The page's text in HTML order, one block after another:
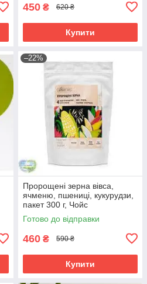
450 ₴ 620 ₴
Купити
–22%
Пророщені зерна вівса,
ячменю, пшениці, кукурудзи,
пакет 300 г, Чойс
Готово до відправки
460 ₴ 590 ₴
Купити